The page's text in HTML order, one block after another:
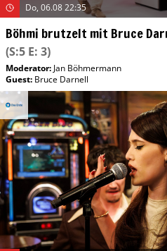
Do, 06.08 22:35
Böhmi brutzelt mit Bruce
(S:5 E: 3)
Moderator: Jan Böhmermann
Guest: Bruce Darnell